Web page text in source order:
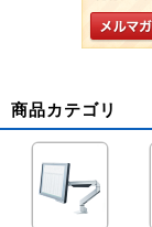
商品カテゴリ